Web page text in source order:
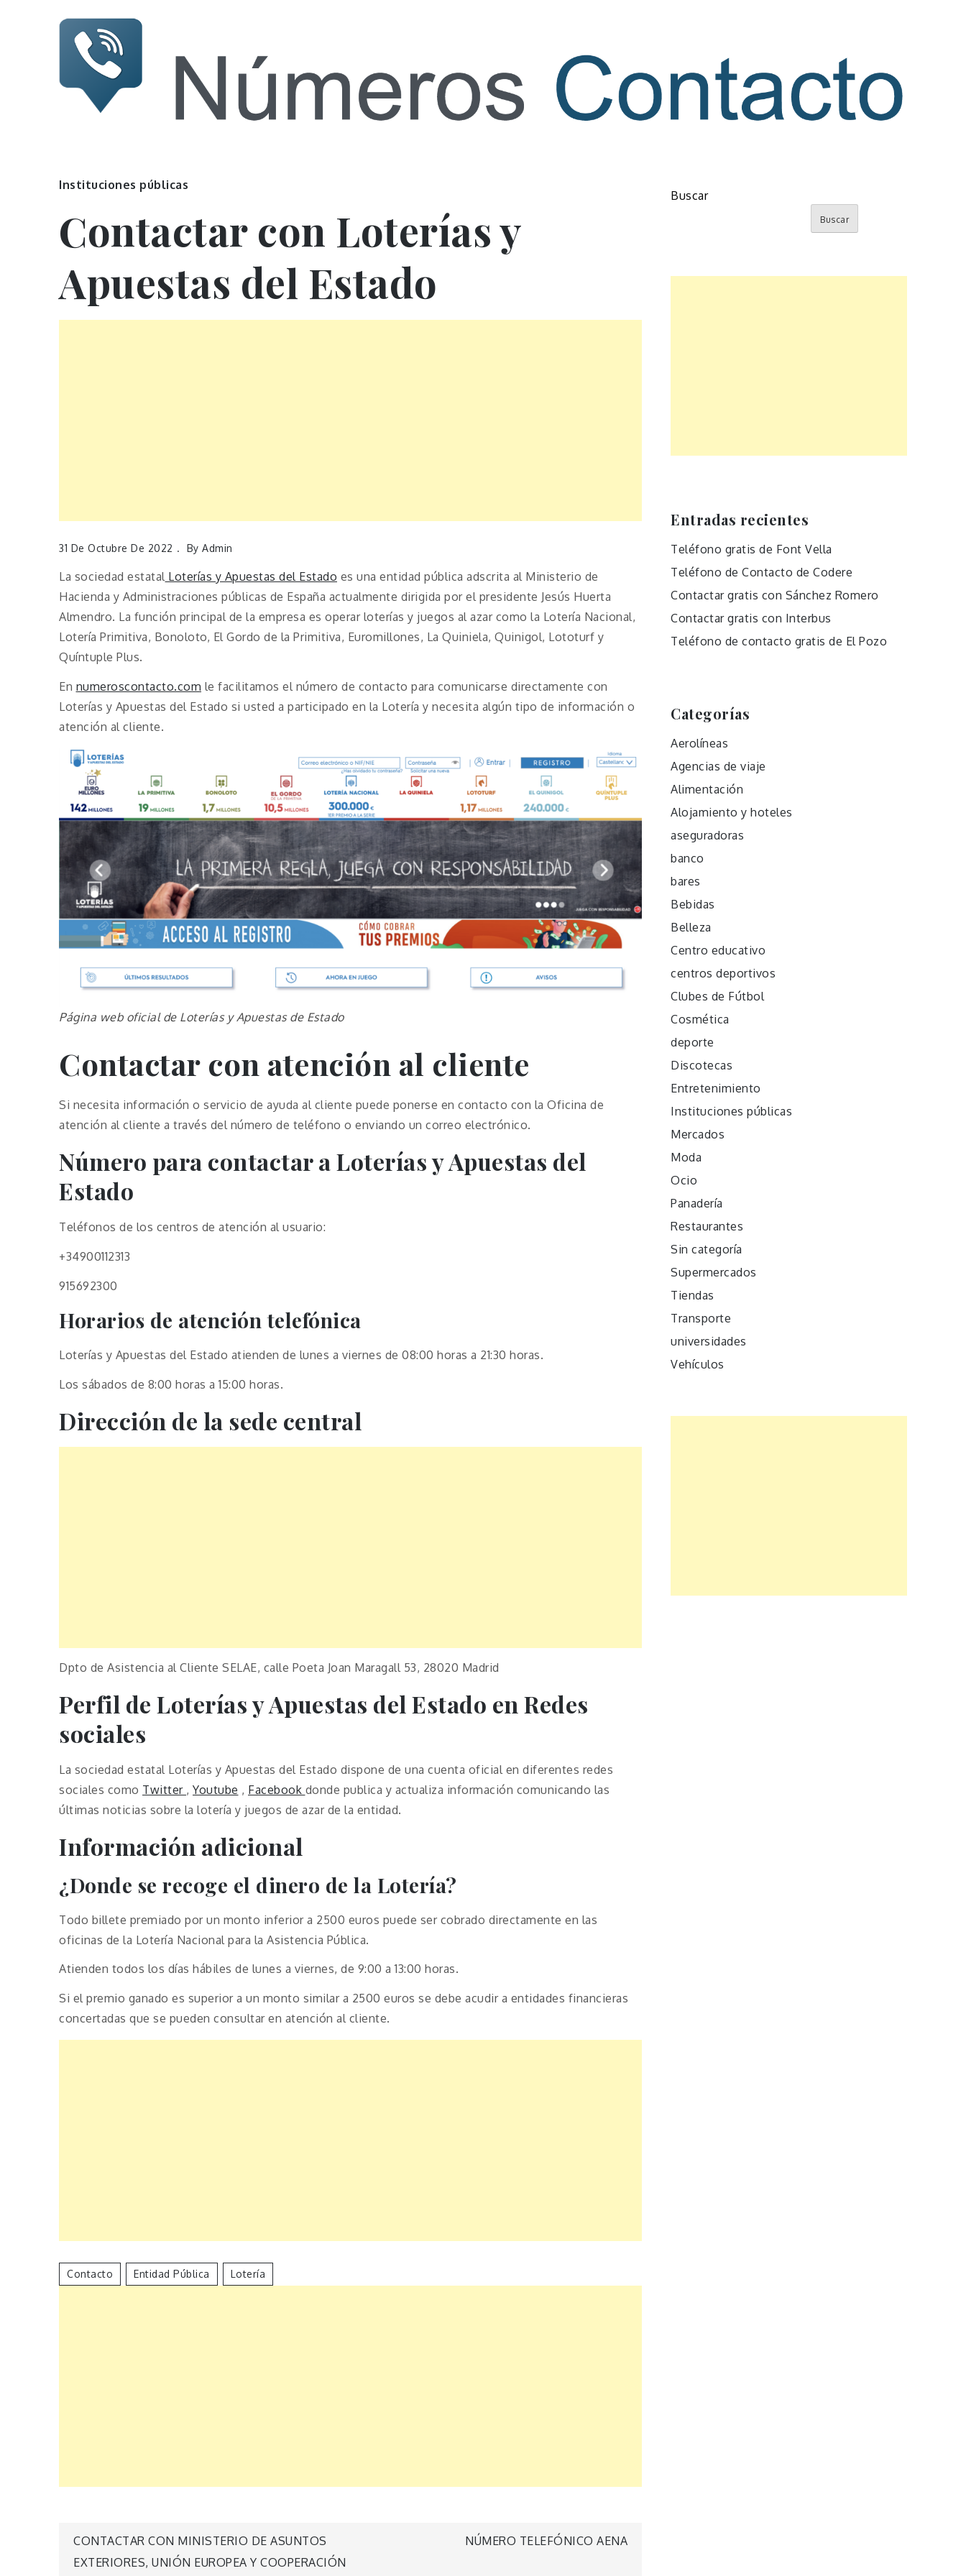
Numeros contacto
Instituciones públicas
Contactar con Loterías y
Apuestas del Estado
31 De Octubre De 2022 By Admin
La sociedad estatalLoterías y Apuestas del Estado es una entidad pública adscrita al Ministerio de
Hacienda y Administraciones públicas de España actualmente dirigida por el presidente Jesús Huerta
Almendro. La función principal de la empresa es operar loterías y juegos al azar como la Lotería Nacional,
Lotería Primitiva, Bonoloto, El Gordo de la Primitiva, Euromillones, La Quiniela, Quinigol, Lototurf y
Quíntuple Plus.
En numeroscontacto.com le facilitamos el número de contacto para comunicarse directamente con
Loterías y Apuestas del Estado si usted a participado en la Lotería y necesita algún tipo de información o
atención al cliente.
Página web oficial de Loterías y Apuestas de Estado
Contactar con atención al cliente
Si necesita información o servicio de ayuda al cliente puede ponerse en contacto con la Oficina de
atención al cliente a través del número de teléfono o enviando un correo electrónico.
Número para contactar a Loterías y Apuestas del
Estado
Teléfonos de los centros de atención al usuario:
+34900112313
915692300
Horarios de atención telefónica
Loterías y Apuestas del Estado atienden de lunes a viernes de 08:00 horas a 21:30 horas.
Los sábados de 8:00 horas a 15:00 horas.
Dirección de la sede central
Dpto de Asistencia al Cliente SELAE, calle Poeta Joan Maragall 53, 28020 Madrid
Perfil de Loterías y Apuestas del Estado en Redes
sociales
La sociedad estatal Loterías y Apuestas del Estado dispone de una cuenta oficial en diferentes redes
sociales como Twitter , Youtube , Facebook donde publica y actualiza información comunicando las
últimas noticias sobre la lotería y juegos de azar de la entidad.
Información adicional
¿Donde se recoge el dinero de la Lotería?
Todo billete premiado por un monto inferior a 2500 euros puede ser cobrado directamente en las
oficinas de la Lotería Nacional para la Asistencia Pública.
Atienden todos los días hábiles de lunes a viernes, de 9:00 a 13:00 horas.
Si el premio ganado es superior a un monto similar a 2500 euros se debe acudir a entidades financieras
concertadas que se pueden consultar en atención al cliente.
Contacto Entidad Pública Lotería
Navegación
CONTACTAR CON MINISTERIO DE ASUNTOS
EXTERIORES, UNIÓN EUROPEA Y COOPERACIÓN
NÚMERO TELEFÓNICO AENA
Buscar
Buscar
Entradas recientes
Teléfono gratis de Font Vella
Teléfono de Contacto de Codere
Contactar gratis con Sánchez Romero
Contactar gratis con Interbus
Teléfono de contacto gratis de El Pozo
Categorías
Aerolíneas
Agencias de viaje
Alimentación
Alojamiento y hoteles
aseguradoras
banco
bares
Bebidas
Belleza
Centro educativo
centros deportivos
Clubes de Fútbol
Cosmética
deporte
Discotecas
Entretenimiento
Instituciones públicas
Mercados
Moda
Ocio
Panadería
Restaurantes
Sin categoría
Supermercados
Tiendas
Transporte
universidades
Vehículos